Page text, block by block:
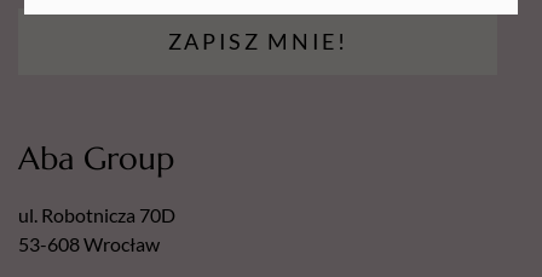
ZAPISZ MNIE!
Aba Group
ul. Robotnicza 70D
53-608 Wrocław